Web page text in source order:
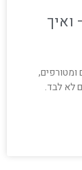
ואיך
ומטורפים,
לא לבד.